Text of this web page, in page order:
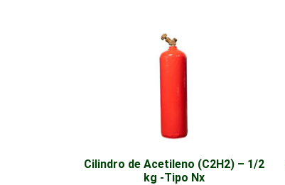
Cilindro de Acetileno (C2H2) – 1/2
kg -Tipo Nx